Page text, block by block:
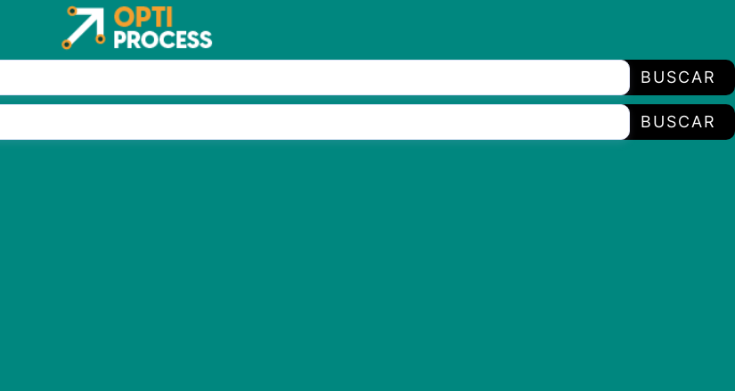
BUSCAR
BUSCAR